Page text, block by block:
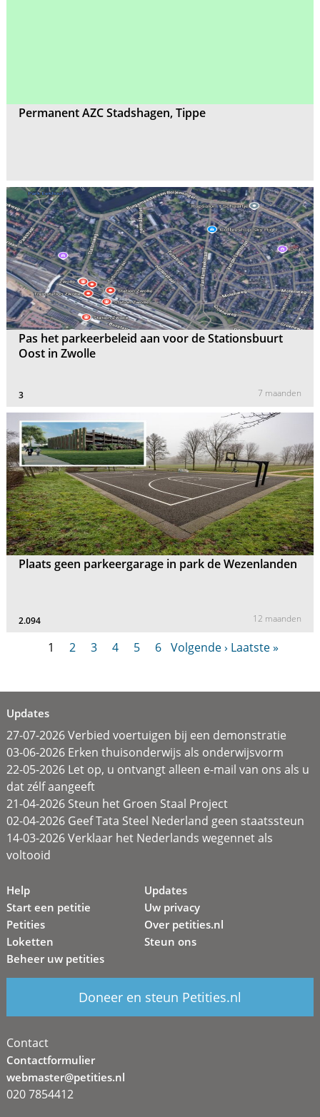
Permanent AZC Stadshagen, Tippe
Pas het parkeerbeleid aan voor de Stationsbuurt
Oost in Zwolle
3 7 maanden
Plaats geen parkeergarage in park de Wezenlanden
2.094 12 maanden
1 2 3 4 5 6 Volgende › Laatste »
Updates
27-07-2026 Verbied voertuigen bij een demonstratie
03-06-2026 Erken thuisonderwijs als onderwijsvorm
22-05-2026 Let op, u ontvangt alleen e-mail van ons als u
dat zélf aangeeft
21-04-2026 Steun het Groen Staal Project
02-04-2026 Geef Tata Steel Nederland geen staatssteun
14-03-2026 Verklaar het Nederlands wegennet als
voltooid
Help
Start een petitie
Petities
Loketten
Beheer uw petities
Updates
Uw privacy
Over petities.nl
Steun ons
Doneer en steun Petities.nl
Contact
Contactformulier
webmaster@petities.nl
020 7854412